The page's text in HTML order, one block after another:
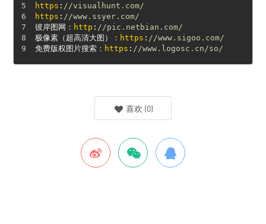
https : //visualhunt.com/
https : //www.ssyer.com/
彼岸图网： http : //pic.netbian.com/
极像素（超高清大图）： https : //www.sigoo.com/
免费版权图片搜索： https : //www.logosc.cn/so/
喜欢 (0)